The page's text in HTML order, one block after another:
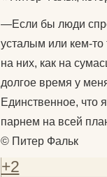
—Если бы люди
усталым или кем-то
на них, как на
долгое время у
Единственное, что
парнем на всей
© Питер Фальк
+2